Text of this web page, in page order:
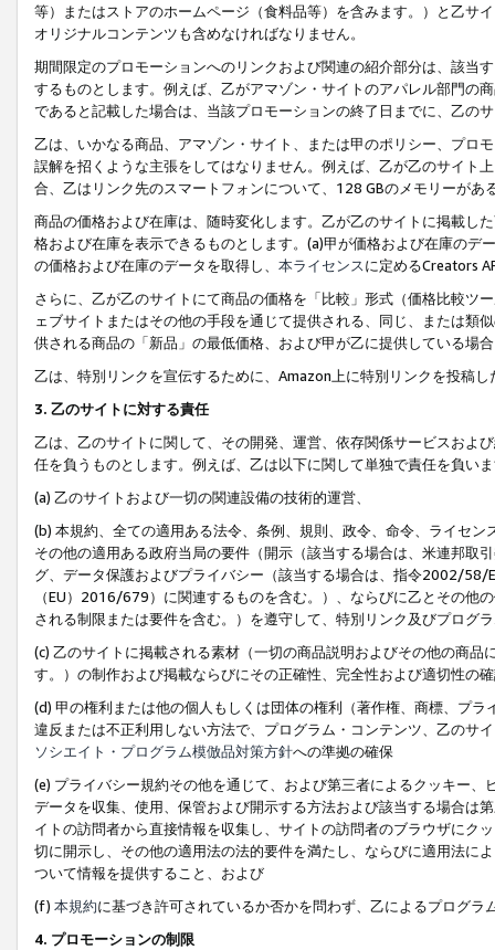
等）またはストアのホームページ（食料品等）を含みます。）と乙サ
オリジナルコンテンツも含めなければなりません。
期間限定のプロモーションへのリンクおよび関連の紹介部分は、該当
するものとします。例えば、乙がアマゾン・サイトのアパレル部門の
であると記載した場合は、当該プロモーションの終了日までに、乙の
乙は、いかなる商品、アマゾン・サイト、または甲のポリシー、プロ
誤解を招くような主張をしてはなりません。例えば、乙が乙のサイト
合、乙はリンク先のスマートフォンについて、128 GBのメモリーがあ
商品の価格および在庫は、随時変化します。乙が乙のサイトに掲載し
格および在庫を表示できるものとします。(a)甲が価格および在庫の
の価格および在庫のデータを取得し、 本ライセンスに定めるCreators
さらに、乙が乙のサイトにて商品の価格を「比較」形式（価格比較ツ
ェブサイトまたはその他の手段を通じて提供される、同じ、または類
供される商品の「新品」の最低価格、および甲が乙に提供している場
乙は、特別リンクを宣伝するために、Amazon上に特別リンクを投稿
3. 乙のサイトに対する責任
乙は、乙のサイトに関して、その開発、運営、依存関係サービスおよ
任を負うものとします。例えば、乙は以下に関して単独で責任を負い
(a) 乙のサイトおよび一切の関連設備の技術的運営、
(b) 本規約、全ての適用ある法令、条例、規則、政令、命令、ライセ
その他の適用ある政府当局の要件（開示（該当する場合は、米連邦取
グ、データ保護およびプライバシー（該当する場合は、指令2002/58/
（EU）2016/679）に関連するものを含む。）、ならびに乙とその他
される制限または要件を含む。）を遵守して、特別リンク及びプログ
(c) 乙のサイトに掲載される素材（一切の商品説明およびその他の商
す。）の制作および掲載ならびにその正確性、完全性および適切性の
(d) 甲の権利または他の個人もしくは団体の権利（著作権、商標、プ
違反または不正利用しない方法で、プログラム・コンテンツ、乙のサ
ソシエイト・プログラム模倣品対策方針への準拠の確保
(e) プライバシー規約その他を通じて、および第三者によるクッキー
データを収集、使用、保管および開示する方法および該当する場合は
イトの訪問者から直接情報を収集し、サイトの訪問者のブラウザにク
切に開示し、その他の適用法の法的要件を満たし、ならびに適用法に
ついて情報を提供すること、および
(f) 本規約に基づき許可されているか否かを問わず、乙によるプログ
4. プロモーションの制限